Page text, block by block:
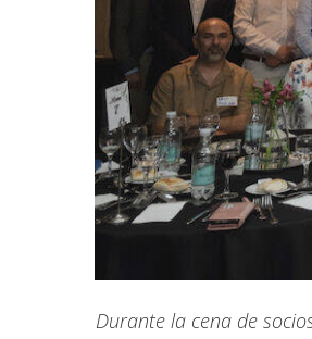
Durante la cena de